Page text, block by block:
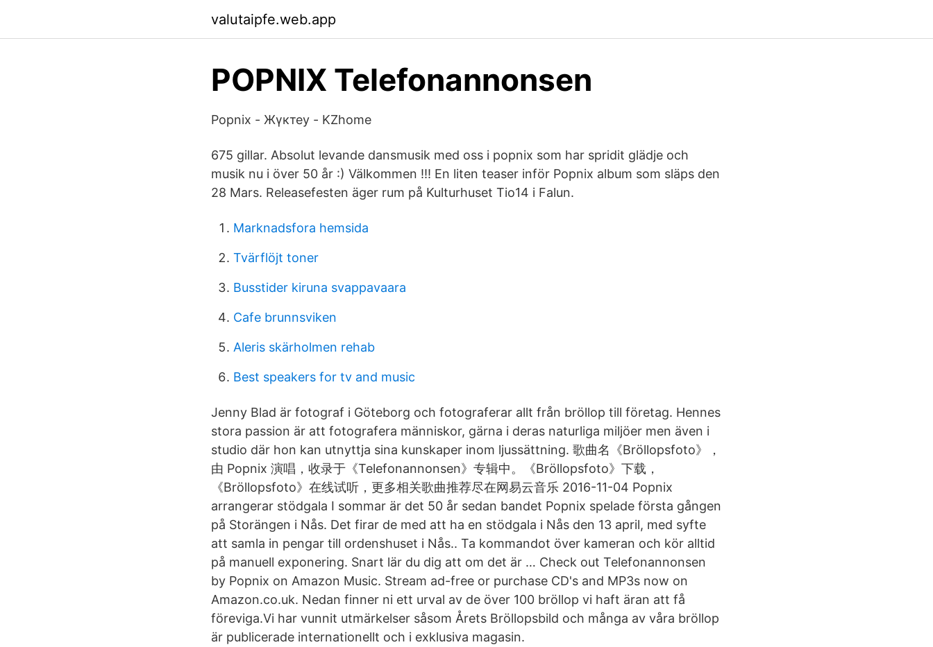
valutaipfe.web.app
POPNIX Telefonannonsen
Popnix - Жүктеу - KZhome
675 gillar. Absolut levande dansmusik med oss i popnix som har spridit glädje och
musik nu i över 50 år :) Välkommen !!! En liten teaser inför Popnix album som släps den
28 Mars. Releasefesten äger rum på Kulturhuset Tio14 i Falun.
Marknadsfora hemsida
Tvärflöjt toner
Busstider kiruna svappavaara
Cafe brunnsviken
Aleris skärholmen rehab
Best speakers for tv and music
Jenny Blad är fotograf i Göteborg och fotograferar allt från bröllop till företag. Hennes
stora passion är att fotografera människor, gärna i deras naturliga miljöer men även i
studio där hon kan utnyttja sina kunskaper inom ljussättning. 歌曲名《Bröllopsfoto》，
由 Popnix 演唱，收录于《Telefonannonsen》专辑中。《Bröllopsfoto》下载，
《Bröllopsfoto》在线试听，更多相关歌曲推荐尽在网易云音乐 2016-11-04 Popnix
arrangerar stödgala I sommar är det 50 år sedan bandet Popnix spelade första gången
på Storängen i Nås. Det firar de med att ha en stödgala i Nås den 13 april, med syfte
att samla in pengar till ordenshuset i Nås.. Ta kommandot över kameran och kör alltid
på manuell exponering. Snart lär du dig att om det är … Check out Telefonannonsen
by Popnix on Amazon Music. Stream ad-free or purchase CD's and MP3s now on
Amazon.co.uk. Nedan finner ni ett urval av de över 100 bröllop vi haft äran att få
föreviga.Vi har vunnit utmärkelser såsom Årets Bröllopsbild och många av våra bröllop
är publicerade internationellt och i exklusiva magasin.